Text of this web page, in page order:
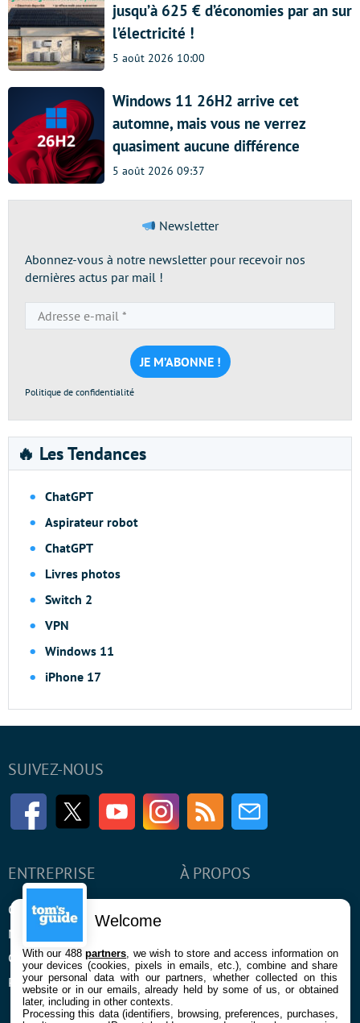
jusqu’à 625 € d’économies par an sur
l’électricité !
5 août 2026 10:00
Windows 11 26H2 arrive cet
automne, mais vous ne verrez
quasiment aucune différence
5 août 2026 09:37
Newsletter
Abonnez-vous à notre newsletter pour recevoir nos
dernières actus par mail !
e-
mail
*
Politique de confidentialité
🔥 Les Tendances
ChatGPT
Aspirateur robot
ChatGPT
Livres photos
Switch 2
VPN
Windows 11
iPhone 17
SUIVEZ-NOUS
FacebookTwitter Youtube InstagramRSS Newsletter
ENTREPRISE
Qui sommes nous
Mentions légales et CGU
Confidentialité et Cookies
Préférences cookies
À PROPOS
Welcome
With our 488partners , we wish to store and access information on
your devices (cookies, pixels in emails, etc.), combine and share
your personal data with our partners, whether collected on this
website or in our emails, already held by some of us, or obtained
later, including in other contexts.
Processing this data (identifiers, browsing, preferences, purchases,